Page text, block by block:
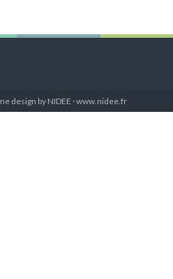
design by NIDEE · www.nidee.fr